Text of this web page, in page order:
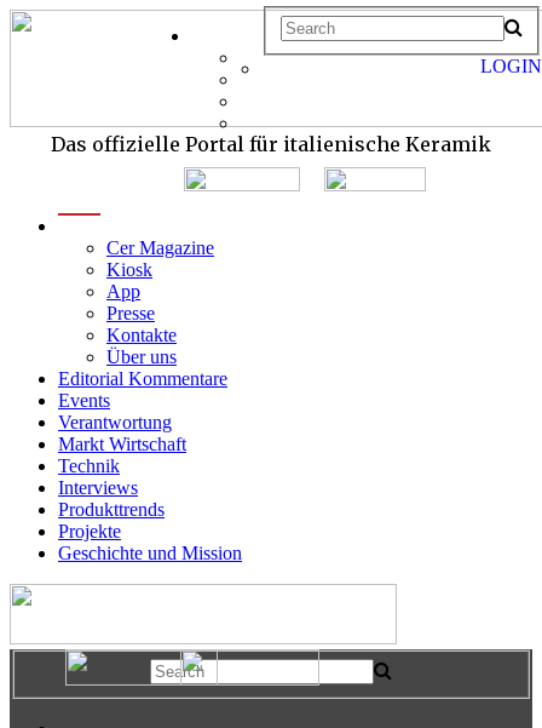
Das offizielle Portal für italienische Keramik
Cer Magazine
Kiosk
App
Presse
Kontakte
Über uns
Editorial Kommentare
Events
Verantwortung
Markt Wirtschaft
Technik
Interviews
Produkttrends
Projekte
Geschichte und Mission
LOGIN